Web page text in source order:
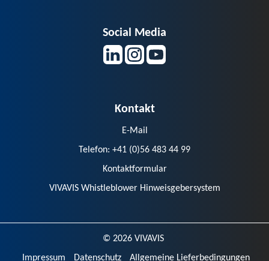
Entscheidungsunterstützung. Im
Forum Niederspannungsleitsystem
Verteilnetzbetreibern gemeinsam
Social Media
Kontakt
E-Mail
Telefon: +41 (0)56 483 44 99
Kontaktformular
VIVAVIS Whistleblower Hinweisgebersystem
© 2026 VIVAVIS
Impressum
Datenschutz Allgemeine Lieferbedingungen